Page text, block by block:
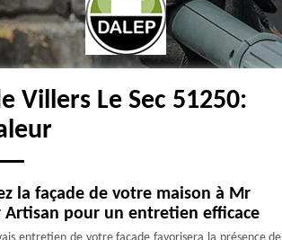
Villers Le Sec 51250:
la façade de votre maison à Mr
Artisan pour un entretien efficace